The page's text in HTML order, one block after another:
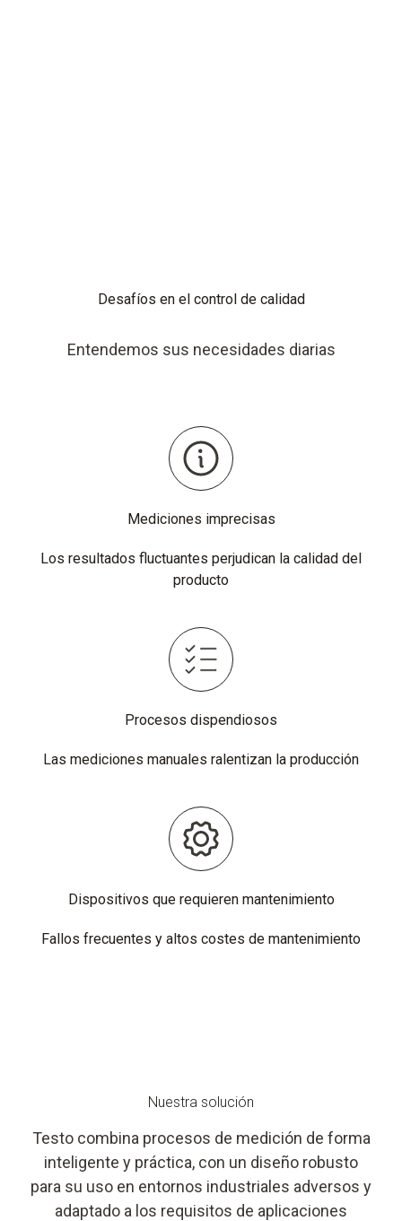
Desafíos en el control de calidad
Entendemos sus necesidades diarias
Mediciones imprecisas
Los resultados fluctuantes perjudican la calidad del
producto
Procesos dispendiosos
Las mediciones manuales ralentizan la producción
Dispositivos que requieren mantenimiento
Fallos frecuentes y altos costes de mantenimiento
Nuestra solución
Testo combina procesos de medición de forma
inteligente y práctica, con un diseño robusto
para su uso en entornos industriales adversos y
adaptado a los requisitos de aplicaciones